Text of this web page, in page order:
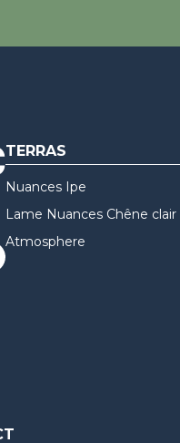
TERRAS
Nuances Ipe
Lame Nuances Chêne clair
Atmosphere